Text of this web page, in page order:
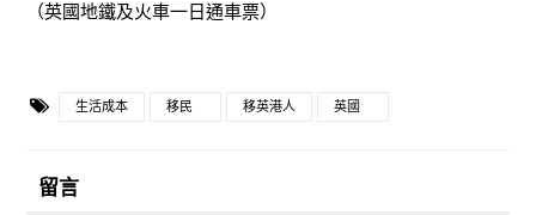
（英國地鐵及火車一日通車票）
生活成本 移民 移英港人 英國
留言